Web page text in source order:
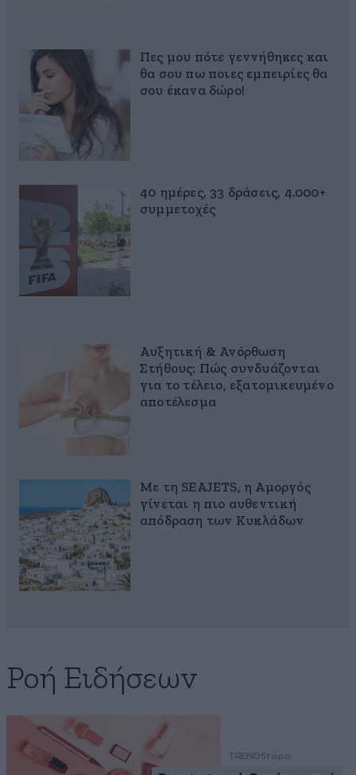
Πες μου πότε γεννήθηκες και
θα σου πω ποιες εμπειρίες θα
σου έκανα δώρο!
40 ημέρες, 33 δράσεις, 4.000+
συμμετοχές
Αυξητική & Ανόρθωση
Στήθους: Πώς συνδυάζονται
για το τέλειο, εξατομικευμένο
αποτέλεσμα
Με τη SEAJETS, η Αμοργός
γίνεται η πιο αυθεντική
απόδραση των Κυκλάδων
Ροή Ειδήσεων
TRENDSτώρα